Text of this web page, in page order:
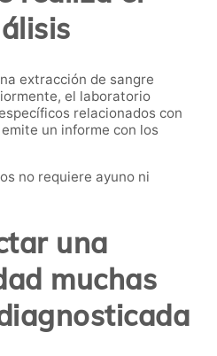
extracción de sangre
el laboratorio
relacionados con
un informe con los
no requiere ayuno ni
una
muchas